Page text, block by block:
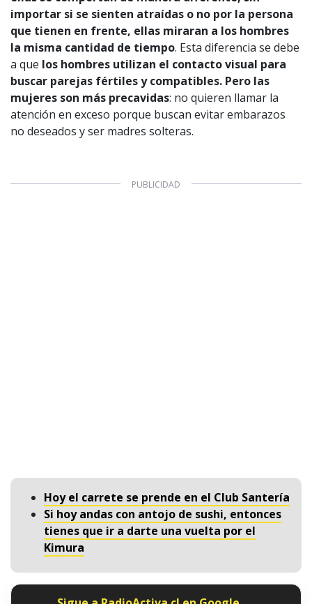
importar si se sienten atraídas o no por la persona
que tienen en frente, ellas miraran a los hombres
la misma cantidad de tiempo. Esta diferencia se debe
a que los hombres utilizan el contacto visual para
buscar parejas fértiles y compatibles. Pero las
mujeres son más precavidas: no quieren llamar la
atención en exceso porque buscan evitar embarazos
no deseados y ser madres solteras.
Hoy el carrete se prende en el Club Santería
Si hoy andas con antojo de sushi, entonces
tienes que ir a darte una vuelta por el
Kimura